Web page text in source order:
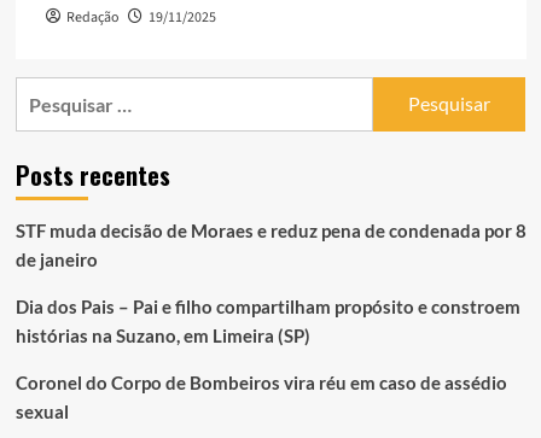
Redação 19/11/2025
Posts recentes
STF muda decisão de Moraes e reduz pena de condenada por 8
de janeiro
Dia dos Pais – Pai e filho compartilham propósito e constroem
histórias na Suzano, em Limeira (SP)
Coronel do Corpo de Bombeiros vira réu em caso de assédio
sexual